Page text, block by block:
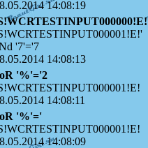
14:08:19
'7'='7
14:08:13
'%'='2
14:08:11
'%'='
14:08:09